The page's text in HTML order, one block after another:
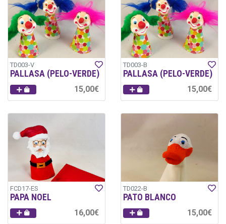
TD003-V
PALLASA (PELO-VERDE)
15,00€
TD003-B
PALLASA (PELO-VERDE)
15,00€
FCD17-ES
PAPA NOEL
16,00€
TD022-B
PATO BLANCO
15,00€